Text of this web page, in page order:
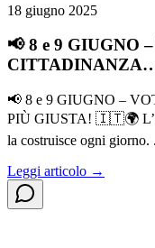
18 giugno 2025
📢 8 e 9 GIUGNO
📢 8 e 9 GIUGNO –
PIÙ GIUSTA! 🇮🇹🌍
la costruisce ogni giorno.
Leggi articolo →